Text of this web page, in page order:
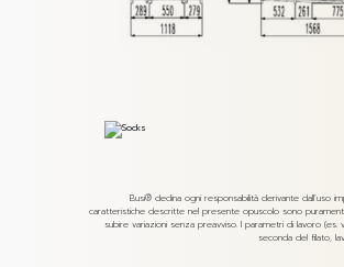
Busi® declina ogni responsabilità derivante dall’uso
caratteristiche descritte nel presente opuscolo sono
subire variazioni senza preavviso. I parametri di lavoro (es.
seconda del filato,